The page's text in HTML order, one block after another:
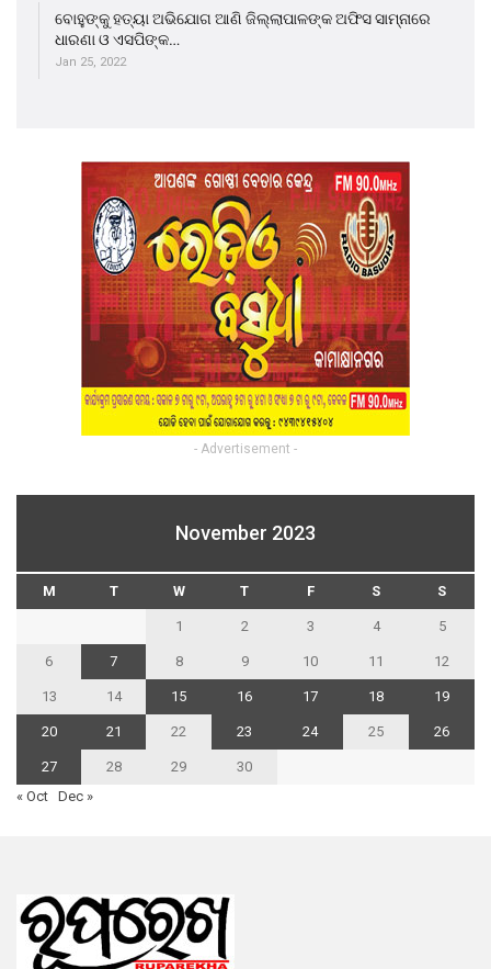
ବୋହୁଙ୍କୁ ହତ୍ୟା ଅଭିଯୋଗ ଆଣି ଜିଲ୍ଲାପାଳଙ୍କ ଅଫିସ ସାମ୍ନାରେ
ଧାରଣା ଓ ଏସପିଙ୍କ…
Jan 25, 2022
- Advertisement -
November 2023
M T W T F S S
1 2 3 4 5
6 7 8 9 10 11 12
13 14 15 16 17 18 19
20 21 22 23 24 25 26
27 28 29
30
« Oct Dec »